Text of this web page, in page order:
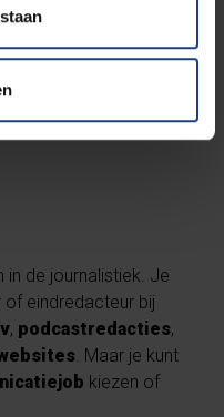
de schermen op de
voor online
sportanker voor VRT
in de journalistiek. Je
of eindredacteur bij
, podcastredacties,
. Maar je kunt
kiezen of